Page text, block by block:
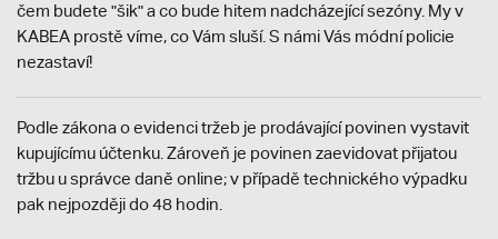
čem budete "šik" a co bude hitem nadcházející sezóny. My v
KABEA prostě víme, co Vám sluší. S námi Vás módní policie
nezastaví!
Podle zákona o evidenci tržeb je prodávající povinen vystavit
kupujícímu účtenku. Zároveň je povinen zaevidovat přijatou
tržbu u správce daně online; v případě technického výpadku
pak nejpozději do 48 hodin.